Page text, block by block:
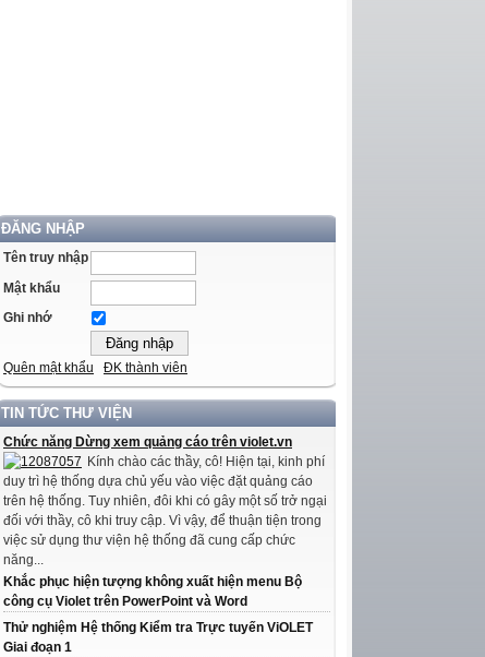
ĐĂNG NHẬP
Tên truy nhập
Mật khẩu
Ghi nhớ
Quên mật khẩu ĐK thành viên
TIN TỨC THƯ VIỆN
Chức năng Dừng xem quảng cáo trên violet.vn
Kính chào các thầy, cô! Hiện tại, kinh phí
duy trì hệ thống dựa chủ yếu vào việc đặt quảng cáo
trên hệ thống. Tuy nhiên, đôi khi có gây một số trở ngại
đối với thầy, cô khi truy cập. Vì vậy, để thuận tiện trong
việc sử dụng thư viện hệ thống đã cung cấp chức
năng...
Khắc phục hiện tượng không xuất hiện menu Bộ
công cụ Violet trên PowerPoint và Word
Thử nghiệm Hệ thống Kiểm tra Trực tuyến ViOLET
Giai đoạn 1